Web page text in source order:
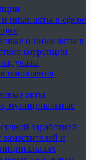
иные акты в сфере
и иные акты в
коррупции
указы
акты
муниципальные
заработной
и